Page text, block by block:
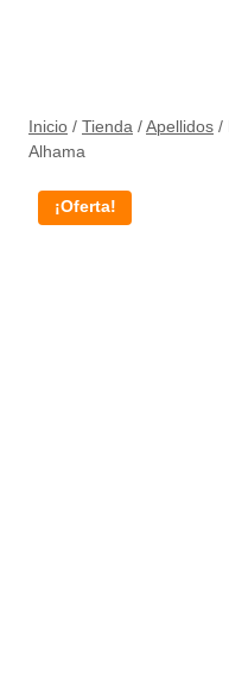
Inicio / Tienda / Apellidos /
Alhama
¡Oferta!